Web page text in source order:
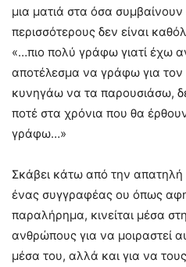
μια ματιά στα όσα συμβαίνουν
περισσότερους δεν είναι
«…πιο πολύ γράφω γιατί έχω
αποτέλεσμα να γράφω για τον
κυνηγάω να τα παρουσιάσω,
ποτέ στα χρόνια που θα
γράφω…»
Σκάβει κάτω από την
ένας συγγραφέας ου όπως
παραλήρημα, κινείται μέσα
ανθρώπους για να μοιραστεί
μέσα του, αλλά και για να